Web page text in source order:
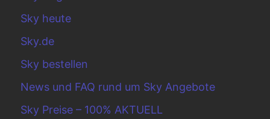
Sky heute
Sky.de
Sky bestellen
News und FAQ rund um Sky Angebote
Sky Preise – 100% AKTUELL